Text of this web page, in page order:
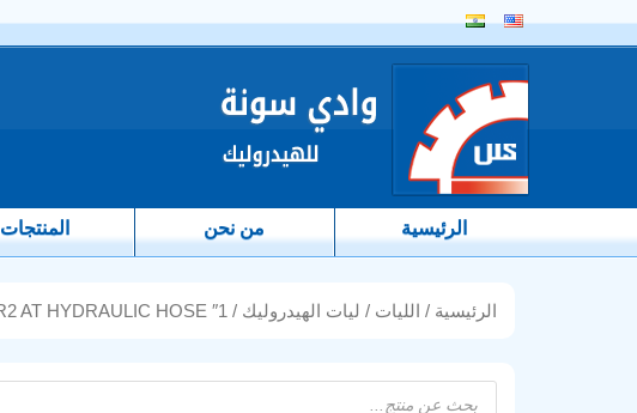
الرئيسية من نحن المنتجات
الرئيسية / الليات / ليات الهيدروليك / 1″ SAE 100R2 AT HYDRAULIC HOSE
Products